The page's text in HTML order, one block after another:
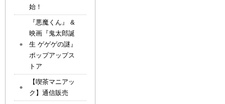
始！
『悪魔くん』 &
映画『鬼太郎誕
生 ゲゲゲの謎』
ポップアップス
トア
【喫茶マニアッ
ク】通信販売